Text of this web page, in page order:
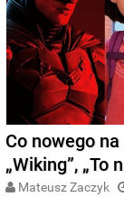
Co nowego na
„Wiking”, „To
Mateusz Zaczyk